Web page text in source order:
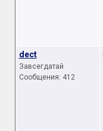
dect
Завсегдатай
Сообщения: 412